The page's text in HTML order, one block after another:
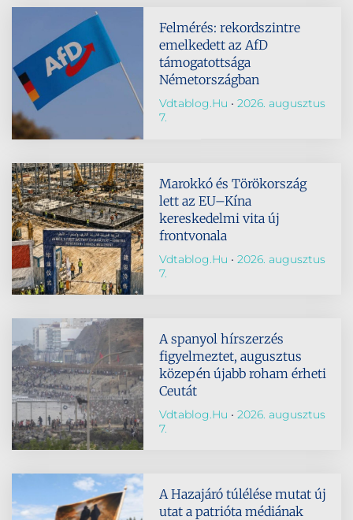
Felmérés: rekordszintre
emelkedett az AfD
támogatottsága
Németországban
Vdtablog.hu
2026. augusztus
7.
Marokkó és Törökország
lett az EU–Kína
kereskedelmi vita új
frontvonala
Vdtablog.hu
2026. augusztus
7.
A spanyol hírszerzés
figyelmeztet, augusztus
közepén újabb roham érheti
Ceutát
Vdtablog.hu
2026. augusztus
7.
A Hazajáró túlélése mutat új
utat a patrióta médiának